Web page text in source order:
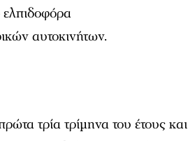
αυτοκινήτων.
τρία τρίμηνα του έτους και